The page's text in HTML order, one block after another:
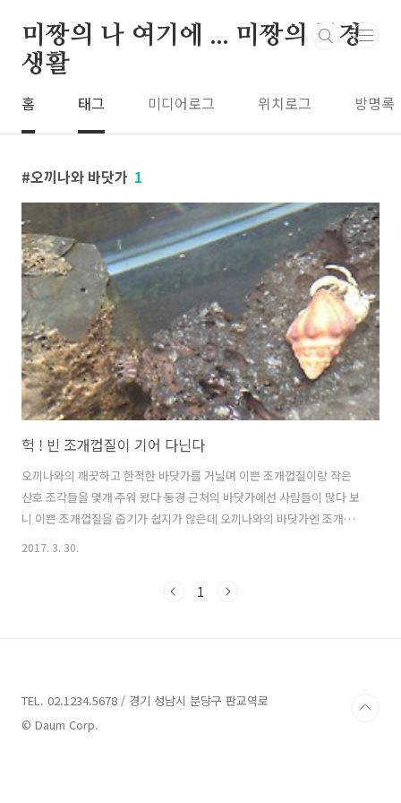
미짱의 나 여기에 ... 미짱의 동경
생활
홈 태그 미디어로그 위치로그 방명록
오끼나와 바닷가 1
헉 ! 빈 조개껍질이 기어 다닌다
오끼나와의 깨끗하고 한적한 바닷가를 거닐며 이쁜 조개껍질이랑 작은
산호 조각들을 몇개 주워 왔다 동경 근처의 바닷가에선 사람들이 많다 보
니 이쁜 조개껍질을 줍기가 쉽지가 않은데 오끼나와의 바닷가엔 조개껍
질이랑 산호 조각들이 얼마나 많은지 ..말그대로 널린게 조개껍질이었다
조개껍질이 내 손 위에서 기어 다니는게 아니가 알고 봤더니 임자가 있는
서 집어 든 조개 껍질..
2017. 3. 30.
1
TEL. 02.1234.5678 / 경기 성남시 분당구 판교역로
© Daum Corp.